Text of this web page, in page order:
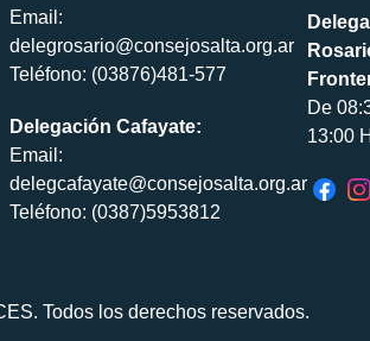
Email:
delegrosario@consejosalta.org.ar
Teléfono: (03876)481-577
Delegación Cafayate:
Email:
delegcafayate@consejosalta.org.ar
Teléfono: (0387)5953812
De
13:00
Todos los derechos reservados.